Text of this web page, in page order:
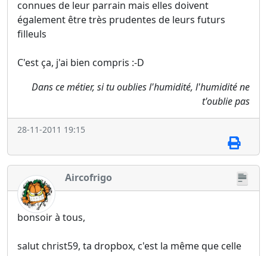
connues de leur parrain mais elles doivent
également être très prudentes de leurs futurs
filleuls
C'est ça, j'ai bien compris :-D
Dans ce métier, si tu oublies l'humidité, l'humidité ne
t'oublie pas
28-11-2011 19:15
Aircofrigo
bonsoir à tous,
salut christ59, ta dropbox, c'est la même que celle